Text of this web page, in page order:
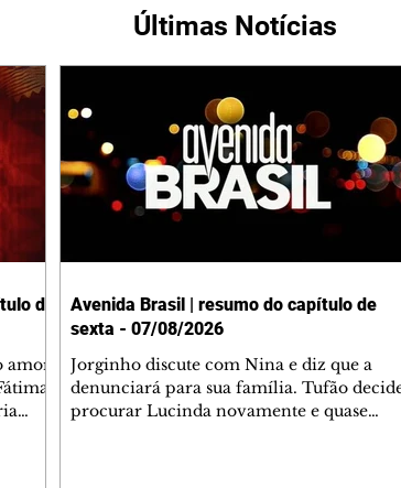
Últimas Notícias
de
amor
Avenida Brasil | resumo do capítulo de
sexta - 07/08/2026
Jorginho discute com Nina e diz que a
denunciará para sua família. Tufão
procurar Lucinda novamente e quase